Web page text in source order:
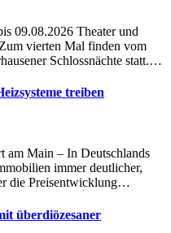
09.08.2026 Theater und
vierten Mal finden vom
Schlossnächte statt.…
treiben
am Main – In Deutschlands
immer deutlicher,
die Preisentwicklung…
überdiözesaner